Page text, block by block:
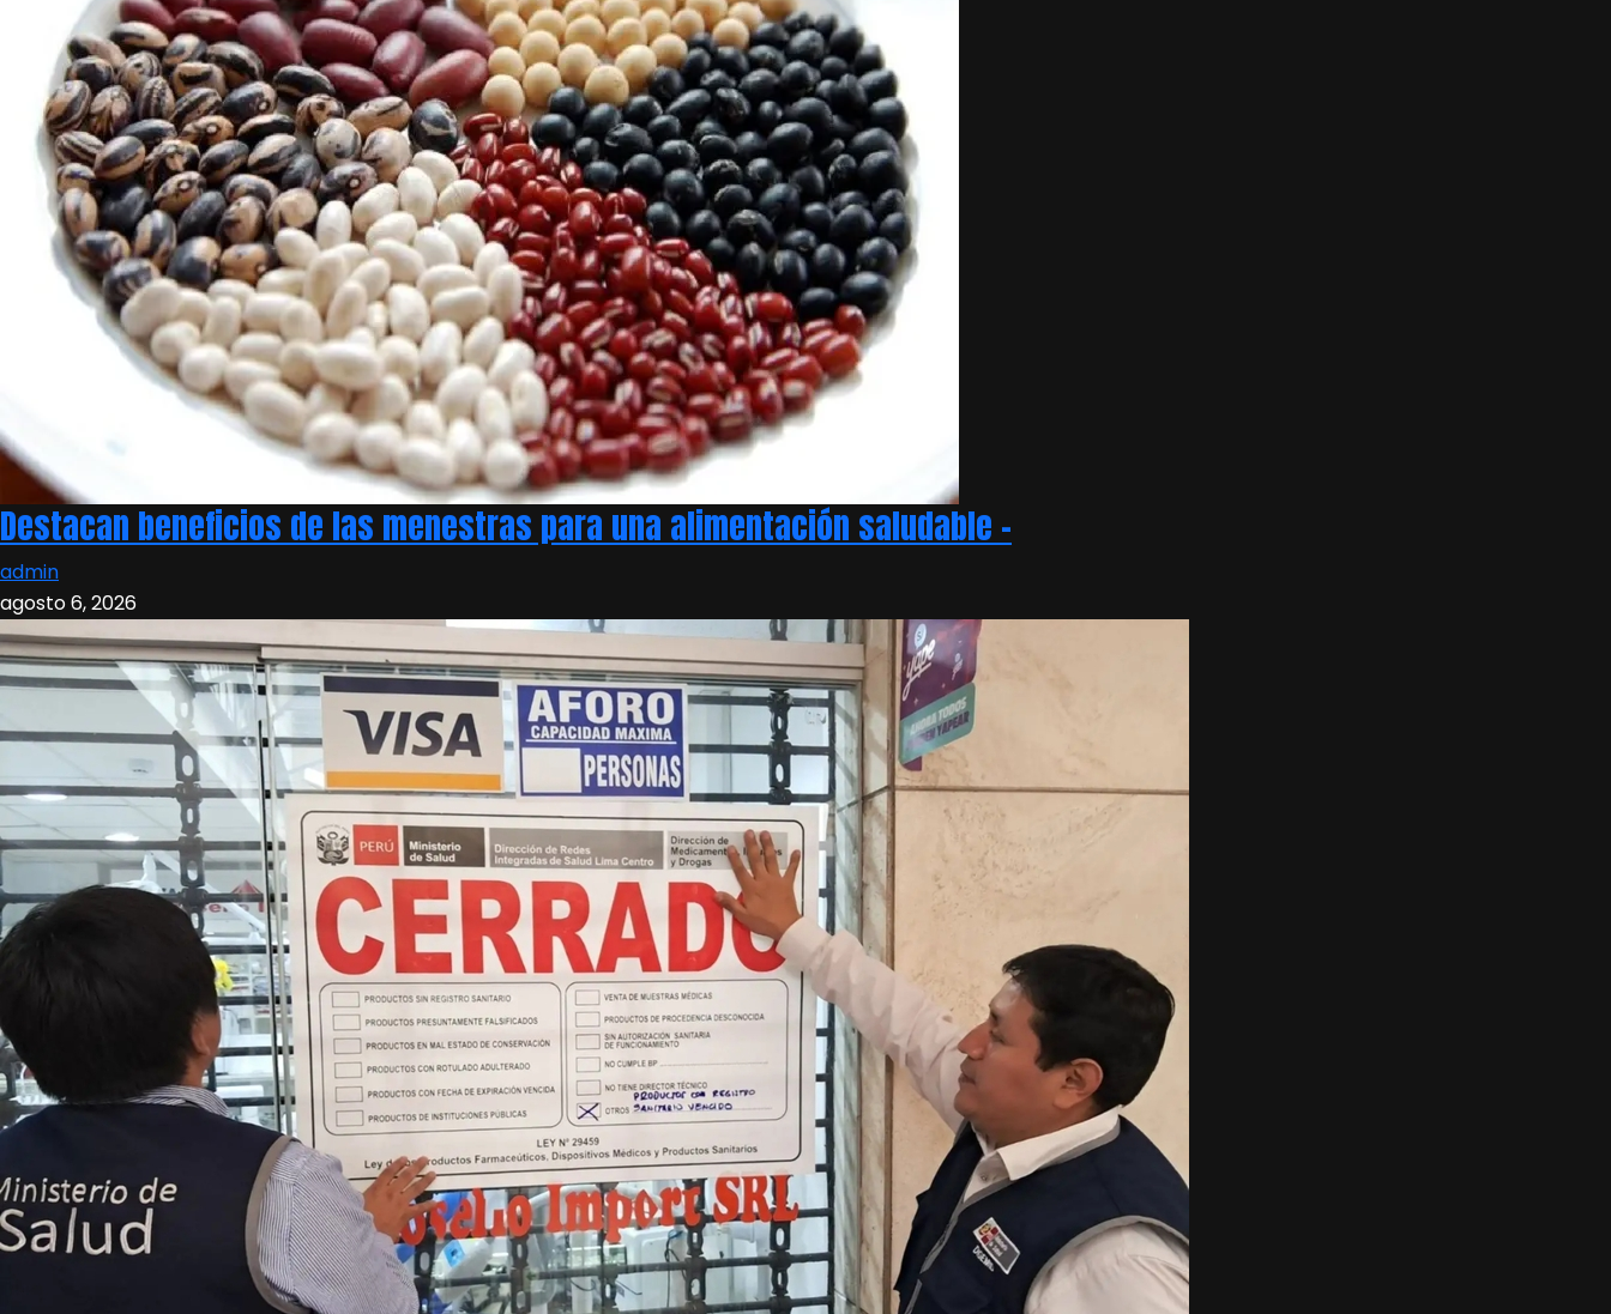
Destacan beneficios de las menestras para una alimentación saludable –
admin
agosto 6, 2026